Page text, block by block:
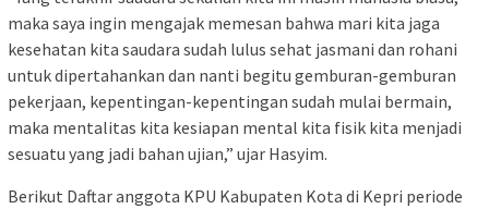
maka saya ingin mengajak memesan bahwa mari kita jaga
kesehatan kita saudara sudah lulus sehat jasmani dan rohani
untuk dipertahankan dan nanti begitu gemburan-gemburan
pekerjaan, kepentingan-kepentingan sudah mulai bermain,
maka mentalitas kita kesiapan mental kita fisik kita menjadi
sesuatu yang jadi bahan ujian,” ujar Hasyim.
Berikut Daftar anggota KPU Kabupaten Kota di Kepri periode